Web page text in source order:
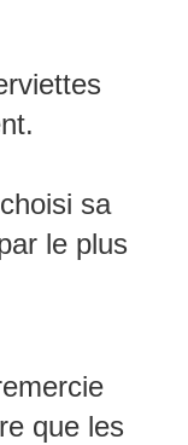
sa
le plus
que les